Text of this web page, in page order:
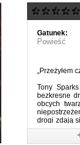
Gatunek:
Powieść
„Przeżyłem
Tony
bezkresne
obcych
drogi zdają
mu do